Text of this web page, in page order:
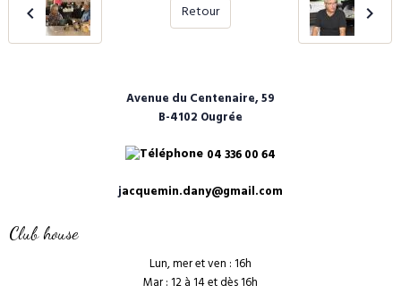
Retour
Avenue du Centenaire, 59
B-4102 Ougrée
04 336 00 64
jacquemin.dany@gmail.com
Club house
Lun, mer et ven : 16h
Mar : 12 à 14 et dès 16h